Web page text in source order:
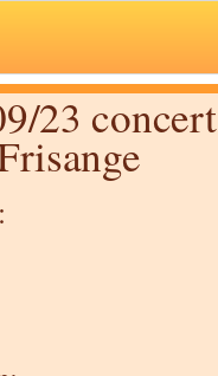
23 concert